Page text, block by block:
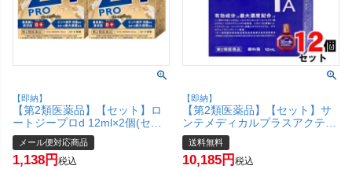
【即納】
【第2類医薬品】【セット】ロ
ートジープロd 12ml×2個(セル
フメディケーション税制対象)
【ロート製薬株式会社】【メー
ル便対応商品】【SBT】
メール便対応商品
1,138 税込
【即納】
【第2類医薬品】【セット】サ
ンテメディカルプラスアクティ
ブ 12ml×12個(セルフメディケ
ーション税制対象)【参天製
薬】【目薬】【宅配便送料無
送料無料
10,185 税込